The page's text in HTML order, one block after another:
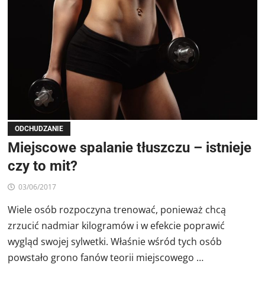
ODCHUDZANIE
Miejscowe spalanie tłuszczu – istnieje
czy to mit?
03/06/2017
Wiele osób rozpoczyna trenować, ponieważ chcą
zrzucić nadmiar kilogramów i w efekcie poprawić
wygląd swojej sylwetki. Właśnie wśród tych osób
powstało grono fanów teorii miejscowego …